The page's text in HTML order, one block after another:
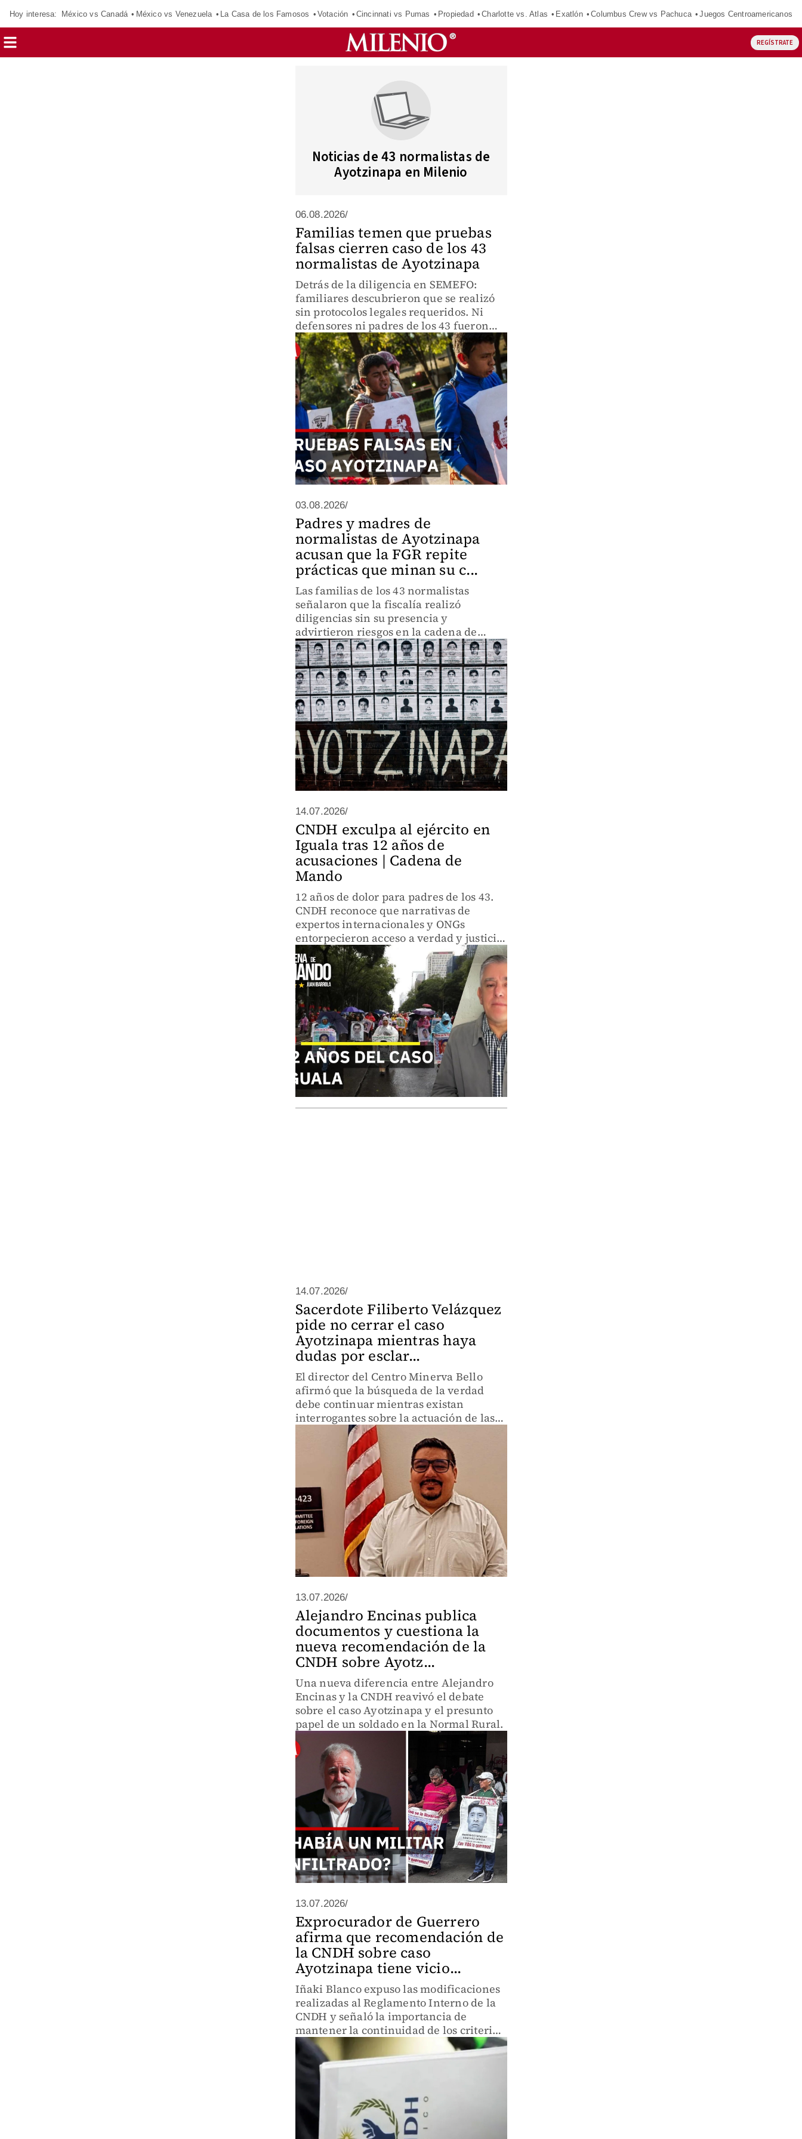
Hoy interesa: México vs Canadá México vs Venezuela La Casa de los Famosos Votación Cincinnati vs Pumas Propiedad Charlotte vs. Atlas Exatlón Columbus Crew vs Pachuca Juegos Centroamericanos
REGÍSTRATE
Noticias de 43 normalistas de
Ayotzinapa en Milenio
06.08.2026/
Familias temen que pruebas
falsas cierren caso de los 43
normalistas de Ayotzinapa
Detrás de la diligencia en SEMEFO:
familiares descubrieron que se realizó
sin protocolos legales requeridos. Ni
defensores ni padres de los 43 fueron
notificados. El procedimiento irregular
en Iguala expone grietas en
investigación oficial
03.08.2026/
Padres y madres de
normalistas de Ayotzinapa
acusan que la FGR repite
prácticas que minan su c...
Las familias de los 43 normalistas
señalaron que la fiscalía realizó
diligencias sin su presencia y
advirtieron riesgos en la cadena de
custodia de la evidencia.
14.07.2026/
CNDH exculpa al ejército en
Iguala tras 12 años de
acusaciones | Cadena de
Mando
12 años de dolor para padres de los 43.
CNDH reconoce que narrativas de
expertos internacionales y ONGs
entorpecieron acceso a verdad y justicia.
Responsables: autoridades municipales
y criminales.
14.07.2026/
Sacerdote Filiberto Velázquez
pide no cerrar el caso
Ayotzinapa mientras haya
dudas por esclar...
El director del Centro Minerva Bello
afirmó que la búsqueda de la verdad
debe continuar mientras existan
interrogantes sobre la actuación de las
autoridades y pendientes en la
investigación.
13.07.2026/
Alejandro Encinas publica
documentos y cuestiona la
nueva recomendación de la
CNDH sobre Ayotz...
Una nueva diferencia entre Alejandro
Encinas y la CNDH reavivó el debate
sobre el caso Ayotzinapa y el presunto
papel de un soldado en la Normal Rural.
13.07.2026/
Exprocurador de Guerrero
afirma que recomendación de
la CNDH sobre caso
Ayotzinapa tiene vicio...
Iñaki Blanco expuso las modificaciones
realizadas al Reglamento Interno de la
CNDH y señaló la importancia de
mantener la continuidad de los criterios
metodológicos establecidos en la
recomendación emitida en 2018.